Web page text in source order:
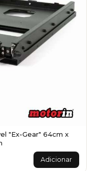
"Ex-Gear" 64cm x
Adicionar